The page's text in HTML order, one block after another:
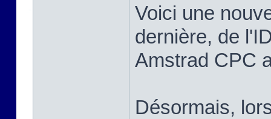
Voici une
dernière, de
Amstrad CPC
Désormais,